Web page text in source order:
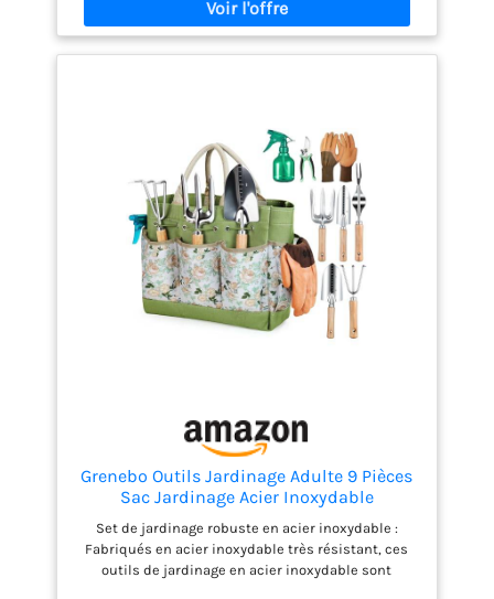
Grenebo Outils Jardinage Adulte 9 Pièces
Sac Jardinage Acier Inoxydable
Set de jardinage robuste en acier inoxydable :
Fabriqués en acier inoxydable très résistant, ces
outils de jardinage en acier inoxydable sont